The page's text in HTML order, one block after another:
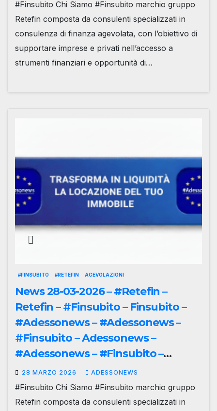
#Finsubito Chi Siamo #Finsubito marchio gruppo
Retefin composta da consulenti specializzati in
consulenza di finanza agevolata, con l’obiettivo di
supportare imprese e privati nell’accesso a
strumenti finanziari e opportunità di…
#FINSUBITO #RETEFIN AGEVOLAZIONI
News 28-03-2026 – #Retefin –
Retefin – #Finsubito – Finsubito –
#Adessonews – #Adessonews –
#Finsubito – Adessonews –
#Adessonews – #Finsubito –
Adessonews – #Adessonews –
#Finsubito – Adessonews
28 MARZO 2026 ADESSONEWS
#Finsubito Chi Siamo #Finsubito marchio gruppo
Retefin composta da consulenti specializzati in